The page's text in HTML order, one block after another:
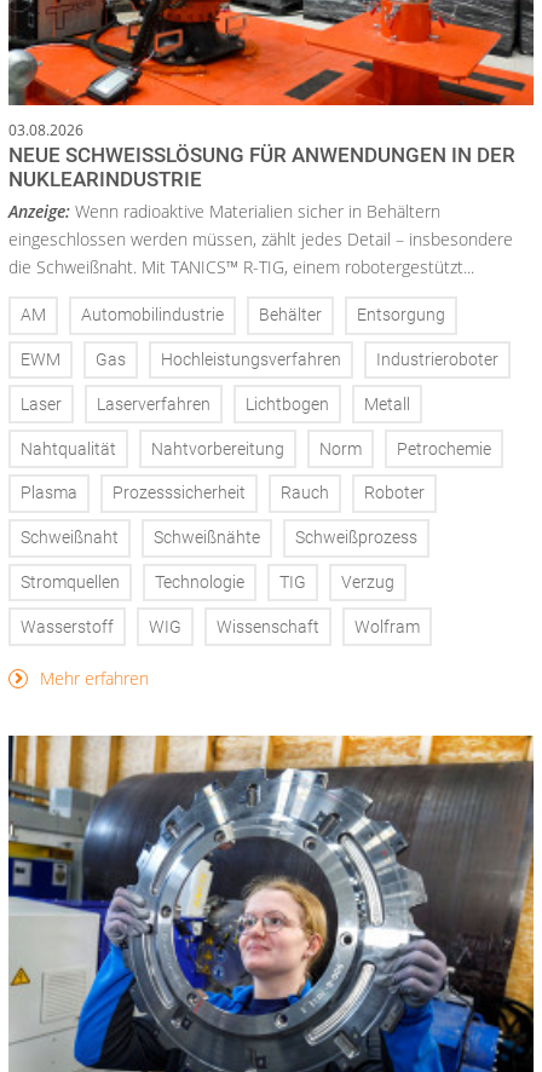
03.08.2026
NEUE SCHWEISSLÖSUNG FÜR ANWENDUNGEN IN DER N
UKLEARINDUSTRIE
Anzeige: Wenn radioaktive Materialien sicher in Behältern
eingeschlossen werden müssen, zählt jedes Detail – insbesondere
die Schweißnaht. Mit TANICS™ R-TIG, einem robotergestützt...
AM Automobilindustrie Behälter Entsorgung
EWM Gas Hochleistungsverfahren Industrieroboter
Laser Laserverfahren Lichtbogen Metall
Nahtqualität Nahtvorbereitung Norm Petrochemie
Plasma Prozesssicherheit Rauch Roboter
Schweißnaht Schweißnähte Schweißprozess
Stromquellen Technologie TIG Verzug
Wasserstoff WIG Wissenschaft Wolfram
Mehr erfahren